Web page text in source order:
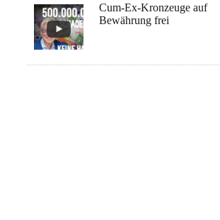
Cum-Ex-Kronzeuge auf
Bewährung frei